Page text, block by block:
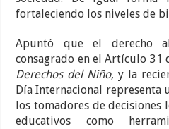
fortaleciendo los niveles de
Apuntó que el derecho
consagrado en el Artículo 31
Derechos del Niño, y la
Día Internacional
los tomadores de decisiones
educativos como